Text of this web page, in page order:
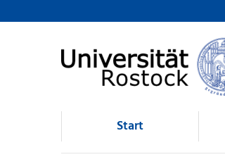
Browsen
direkt zum Inhalt
Start